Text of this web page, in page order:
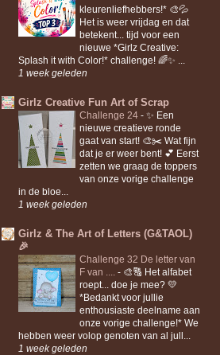
kleurenliefhebbers!* 🎨💦
Het is weer vrijdag en dat
betekent... tijd voor een
nieuwe *Girlz Creative:
Splash it with Color!* challenge! 🌈✨ ...
1 week geleden
Girlz Creative Fun Art of Scrap
Challenge 24 - ✨ Een
nieuwe creatieve ronde
gaat van start! 🎨✂️ Wat fijn
dat je er weer bent! 💕 Eerst
zetten we graag de toppers
van onze vorige challenge
in de bloe...
1 week geleden
Girlz & The Art of Letters (G&TAOL)
🎉
Challenge 32 De letter van
F van .... - 🎨🔠 Het alfabet
roept... doe je mee? 💛
*Bedankt voor jullie
enthousiaste deelname aan
onze vorige challenge!* We
hebben weer volop genoten van al jull...
1 week geleden